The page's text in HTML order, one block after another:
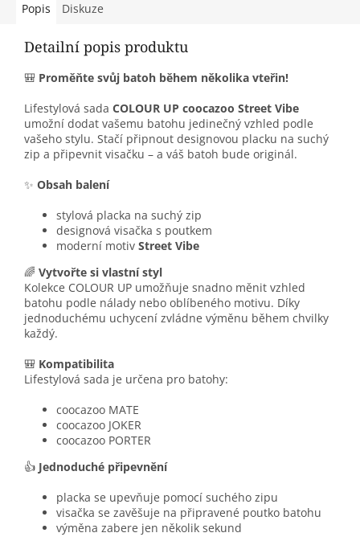
Popis Diskuze
Detailní popis produktu
🎒 Proměňte svůj batoh během několika vteřin!
Lifestylová sada COLOUR UP coocazoo Street Vibe
umožní dodat vašemu batohu jedinečný vzhled podle
vašeho stylu. Stačí připnout designovou placku na suchý
zip a připevnit visačku – a váš batoh bude originál.
✨ Obsah balení
stylová placka na suchý zip
designová visačka s poutkem
moderní motiv Street Vibe
🌈 Vytvořte si vlastní styl
Kolekce COLOUR UP umožňuje snadno měnit vzhled
batohu podle nálady nebo oblíbeného motivu. Díky
jednoduchému uchycení zvládne výměnu během chvilky
každý.
🎒 Kompatibilita
Lifestylová sada je určena pro batohy:
coocazoo MATE
coocazoo JOKER
coocazoo PORTER
👍 Jednoduché připevnění
placka se upevňuje pomocí suchého zipu
visačka se zavěšuje na připravené poutko batohu
výměna zabere jen několik sekund